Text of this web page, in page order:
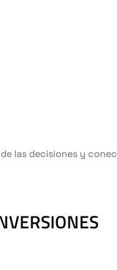
las decisiones y